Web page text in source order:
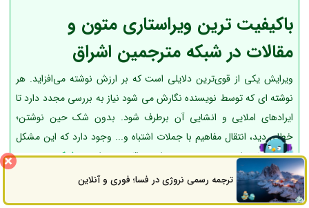
باکیفیت ترین ویراستاری متون و
مقالات در شبکه مترجمین اشراق
ویرایش یکی از قوی‌ترین دلایلی است که بر ارزش نوشته می‌افزاید. هر
نوشته ای که توسط نویسنده نگارش می شود نیاز به بررسی مجدد دارد تا
ایرادهای املایی و انشایی آن برطرف شود. بدون شک حین نوشتن؛
خطای دید، انتقال مفاهیم با جملات اشتباه و... وجود دارد که این مشکل
فقط با بازخوانی مجدد متن به راحتی قابل حل است.شبکه مترجمین
اشراقبا داشتن کادری مجرب و با سابقه در زمینه ویرایش، متون و مقالات
مورد نظر شما را بسیار دقیق و روان و باکیفیت بالا در زمان مورد نظر
ترجمه رسمی نروژی در فسا؛ فوری و آنلاینراه های ارتباطی